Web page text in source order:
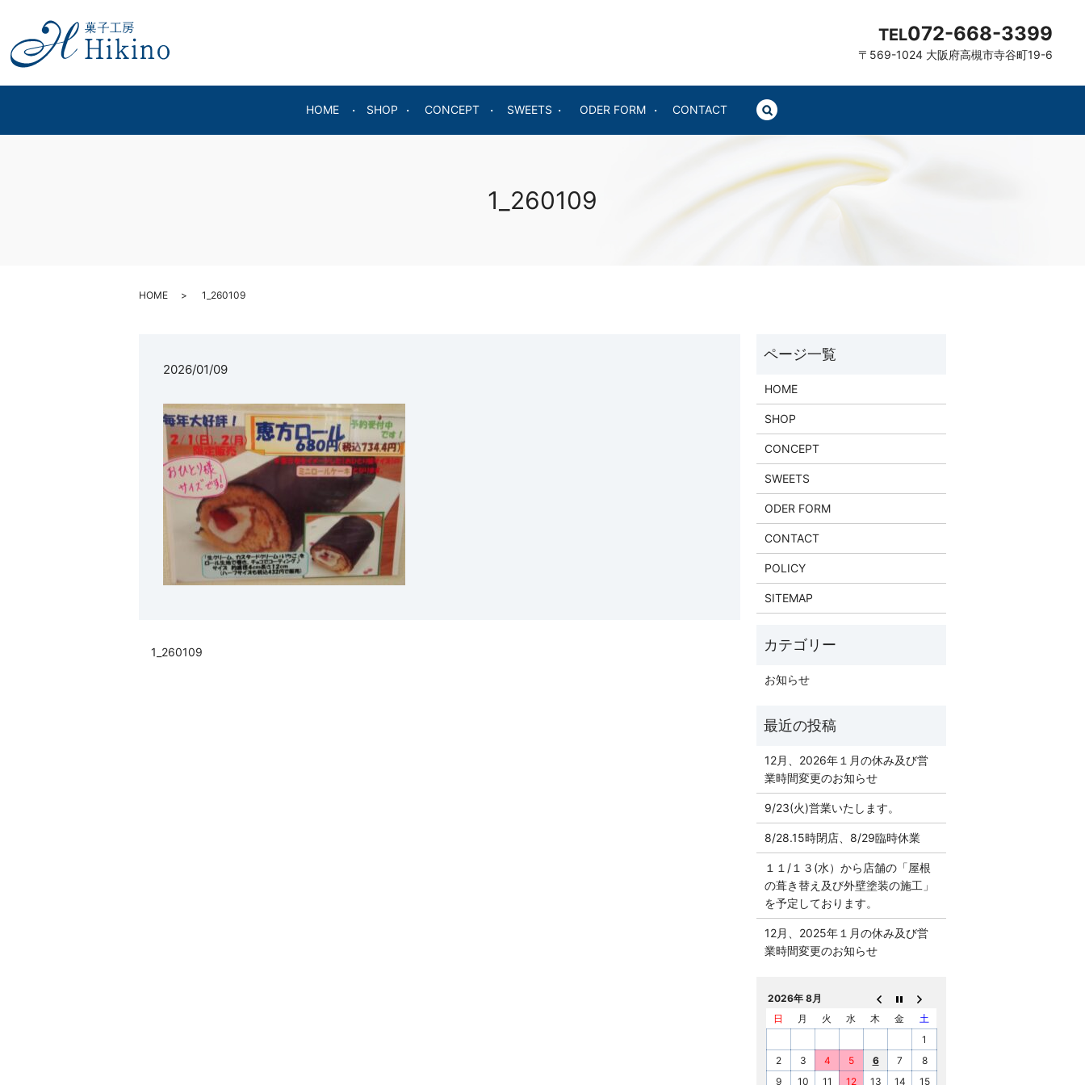
HOME SHOP CONCEPT SWEETS ODER FORM CONTACT
TEL072-668-3399
〒569-1024 大阪府高槻市寺谷町19-6
1_260109
HOME 1_260109
2026/01/09
1_260109
HOME
SHOP
CONCEPT
SWEETS
ODER FORM
CONTACT
POLICY
SITEMAP
お知らせ
12月、2026年１月の休み及び営
業時間変更のお知らせ
9/23(火)営業いたします。
8/28.15時閉店、8/29臨時休業
１１/１３(水）から店舗の「屋根
の葺き替え及び外壁塗装の施工」
を予定しております。
12月、2025年１月の休み及び営
業時間変更のお知らせ
2026年 8月
日
月 火 水 木 金
土
1
2
3 4 5 6 7
8
9
10 11 12 13 14 15